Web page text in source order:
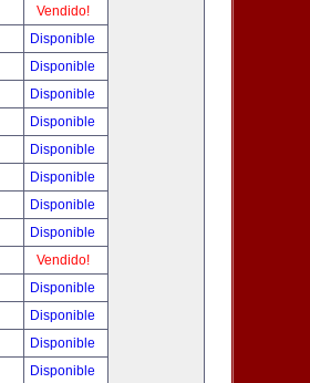
Vendido!
Disponible
Disponible
Disponible
Disponible
Disponible
Disponible
Disponible
Disponible
Vendido!
Disponible
Disponible
Disponible
Disponible